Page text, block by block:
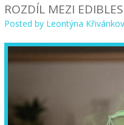
ROZDÍL MEZI
Posted by Leontýna